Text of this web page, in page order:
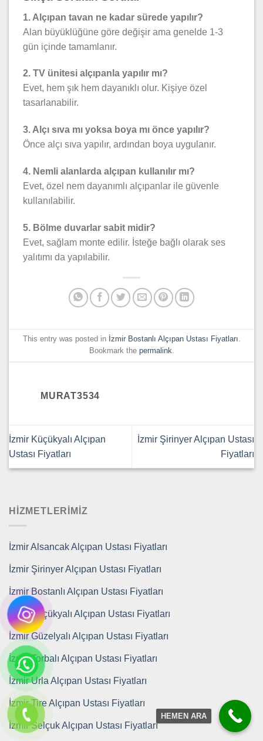
1. Alçıpan tavan ne kadar sürede yapılır?
Alan büyüklüğüne göre değişir ama genelde 1-3
gün içinde tamamlanır.
2. TV ünitesi alçıpanla yapılır mı?
Evet, hem şık hem dayanıklı olur. Kişiye özel
tasarlanabilir.
3. Alçı sıva mı yoksa boya mı önce yapılır?
Önce alçı sıva yapılır, ardından boya uygulanır.
4. Nemli alanlarda alçıpan kullanılır mı?
Evet, özel nem dayanımlı alçıpanlar ile güvenle
kullanılabilir.
5. Bölme duvarlar sabit midir?
Evet, sağlam monte edilir. İsteğe bağlı olarak ses
yalıtımı da yapılabilir.
This entry was posted in İzmir Bostanlı Alçıpan Ustası Fiyatları.
Bookmark the permalink.
MURAT3534
İzmir Küçükyalı Alçıpan
Ustası Fiyatları
İzmir Şirinyer Alçıpan Ustası
Fiyatları
HIZMETLERIMIZ
İzmir Alsancak Alçıpan Ustası Fiyatları
İzmir Şirinyer Alçıpan Ustası Fiyatları
İzmir Bostanlı Alçıpan Ustası Fiyatları
İzmir Küçükyalı Alçıpan Ustası Fiyatları
İzmir Güzelyalı Alçıpan Ustası Fiyatları
İzmir Torbalı Alçıpan Ustası Fiyatları
İzmir Urla Alçıpan Ustası Fiyatları
İzmir Tire Alçıpan Ustası Fiyatları
İzmir Selçuk Alçıpan Ustası Fiyatları
HEMEN ARA